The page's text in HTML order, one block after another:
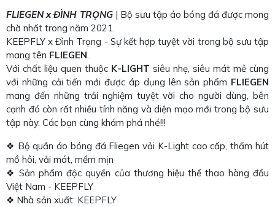
FLIEGEN x ĐÌNH TRỌNG| Bộ sưu tập áo bóng đá được mong
chờ nhất trong năm 2021.
KEEPFLY x Đình Trọng - Sự kết hợp tuyệt vời trong bộ sưu tập
mang tên FLIEGEN.
Với chất liệu quen thuộc K-LIGHT siêu nhẹ, siêu mát mẻ cùng
với những cải tiến mới được áp dụng lên sản phẩm FLIEGEN
mang đến những trải nghiệm tuyệt vời cho người dùng, bên
cạnh đó còn rất nhiều tính năng và diện mạo mới trong bộ sưu
tập này. Các bạn cùng khám phá nhé!!!
❖ Bộ quần áo bóng đá Fliegen vải K-Light cao cấp, thấm hút
mồ hôi, vải mát, mềm mịn
❖ Sản phẩm độc quyền của thương hiệu thể thao hàng đầu
Việt Nam - KEEPFLY
❖ Nhà sản xuất: KEEPFLY